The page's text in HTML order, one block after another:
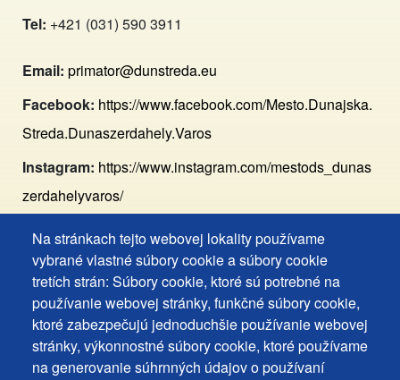
Na stránkach tejto webovej lokality používame
vybrané vlastné súbory cookie a súbory cookie
tretích strán: Súbory cookie, ktoré sú potrebné na
používanie webovej stránky, funkčné súbory cookie,
ktoré zabezpečujú jednoduchšie používanie webovej
stránky, výkonnostné súbory cookie, ktoré používame
na generovanie súhrnných údajov o používaní
Tel: +421 (031) 590 3911
Email: primator@dunstreda.eu
Facebook: https://www.facebook.com/Mesto.Dunajska.
Streda.Dunaszerdahely.Varos
Instagram: https://www.instagram.com/mestods_dunas
zerdahelyvaros/
Footer
Cookies
+
ochrana
Vyhlásenie o prístupnosti
Často kladené otázky
Ochrana osobných údajov
Používanie súborov cookies
Nastavenie cookies